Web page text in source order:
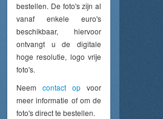
bestellen. De foto's zijn al
vanaf enkele euro's
beschikbaar, hiervoor
ontvangt u de digitale
hoge resolutie, logo vrije
foto's.
Neem contact op voor
meer informatie of om de
foto's direct te bestellen.